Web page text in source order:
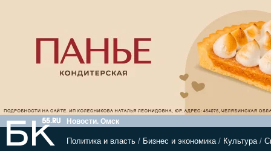
Новости. Омск
Политика и власть / Бизнес и экономика/ Культура/